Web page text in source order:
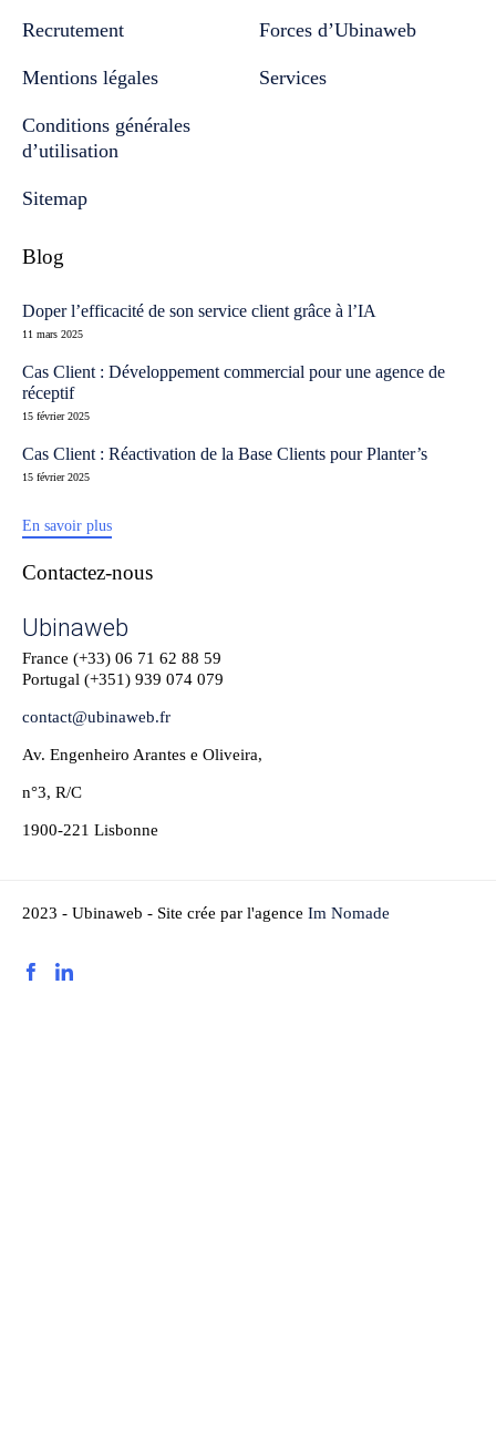
Recrutement
Mentions légales
Conditions générales
d’utilisation
Sitemap
Forces d’Ubinaweb
Services
Blog
Doper l’efficacité de son service client grâce à l’IA
11 mars 2025
Cas Client : Développement commercial pour une agence de
réceptif
15 février 2025
Cas Client : Réactivation de la Base Clients pour Planter’s
15 février 2025
En savoir plus
Contactez-nous
Ubinaweb
France (+33) 06 71 62 88 59
Portugal (+351) 939 074 079
contact@ubinaweb.fr
Av. Engenheiro Arantes e Oliveira,
n°3, R/C
1900-221 Lisbonne
2023 - Ubinaweb - Site crée par l'agence Im Nomade